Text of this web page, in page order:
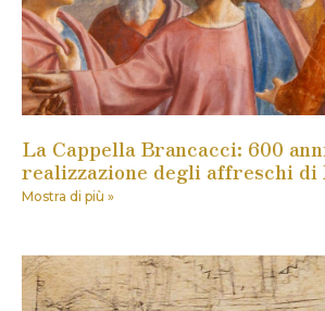
La Cappella Brancacci: 600
realizzazione degli affreschi di
Mostra di più »